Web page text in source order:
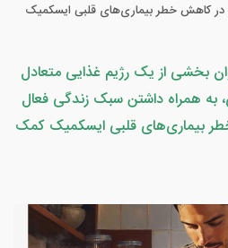
کاهش خطر بیماری‌های قلبی ایسکمیک
بخشی از یک رژیم غذایی متعادل
به همراه داشتن سبک زندگی فعال
بیماری‌های قلبی ایسکمیک کمک